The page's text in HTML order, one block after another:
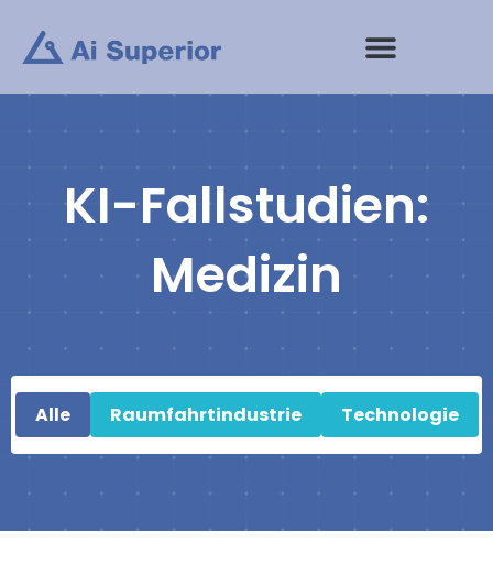
Inhalt
springen
KI-Fallstudien:
Medizin
Alle Raumfahrtindustrie Technologie